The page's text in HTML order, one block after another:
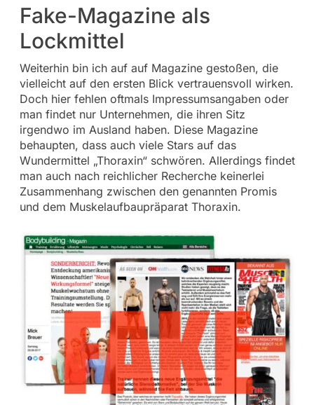
Fake-Magazine als
Lockmittel
Weiterhin bin ich auf auf Magazine gestoßen, die
vielleicht auf den ersten Blick vertrauensvoll wirken.
Doch hier fehlen oftmals Impressumsangaben oder
man findet nur Unternehmen, die ihren Sitz
irgendwo im Ausland haben. Diese Magazine
behaupten, dass auch viele Stars auf das
Wundermittel „Thoraxin“ schwören. Allerdings findet
man auch nach reichlicher Recherche keinerlei
Zusammenhang zwischen den genannten Promis
und dem Muskelaufbaupräparat Thoraxin.